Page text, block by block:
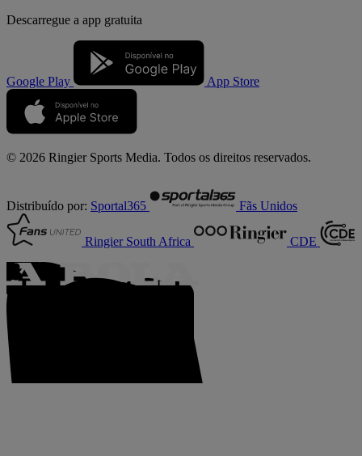
Descarregue a app gratuita
Google Play App Store
© 2026 Ringier Sports Media. Todos os direitos reservados.
Distribuído por: Sportal365 Fãs Unidos
Ringier South Africa CDE